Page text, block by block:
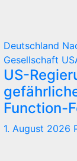
Deutschland
Gesellschaft
US-
Function-
1. August 2026